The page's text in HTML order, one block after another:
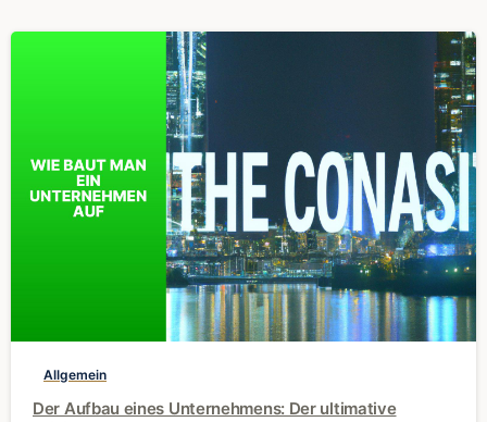
0
Allgemein
Der Aufbau eines Unternehmens: Der ultimative